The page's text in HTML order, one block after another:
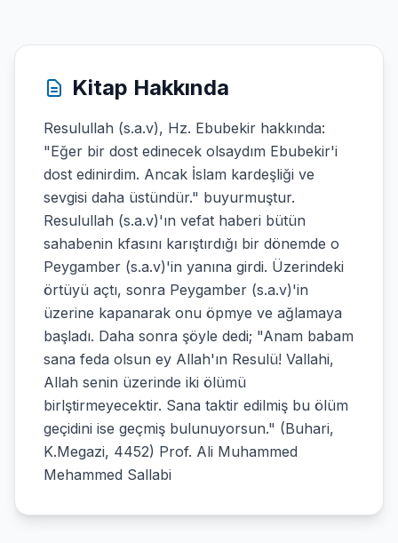
Kitap Hakkında
Resulullah (s.a.v), Hz. Ebubekir hakkında:
"Eğer bir dost edinecek olsaydım Ebubekir'i
dost edinirdim. Ancak İslam kardeşliği ve
sevgisi daha üstündür." buyurmuştur.
Resulullah (s.a.v)'ın vefat haberi bütün
sahabenin kfasını karıştırdığı bir dönemde o
Peygamber (s.a.v)'in yanına girdi. Üzerindeki
örtüyü açtı, sonra Peygamber (s.a.v)'in
üzerine kapanarak onu öpmye ve ağlamaya
başladı. Daha sonra şöyle dedi; "Anam babam
sana feda olsun ey Allah'ın Resulü! Vallahi,
Allah senin üzerinde iki ölümü
birlştirmeyecektir. Sana taktir edilmiş bu ölüm
geçidini ise geçmiş bulunuyorsun." (Buhari,
K.Megazi, 4452) Prof. Ali Muhammed
Mehammed Sallabi